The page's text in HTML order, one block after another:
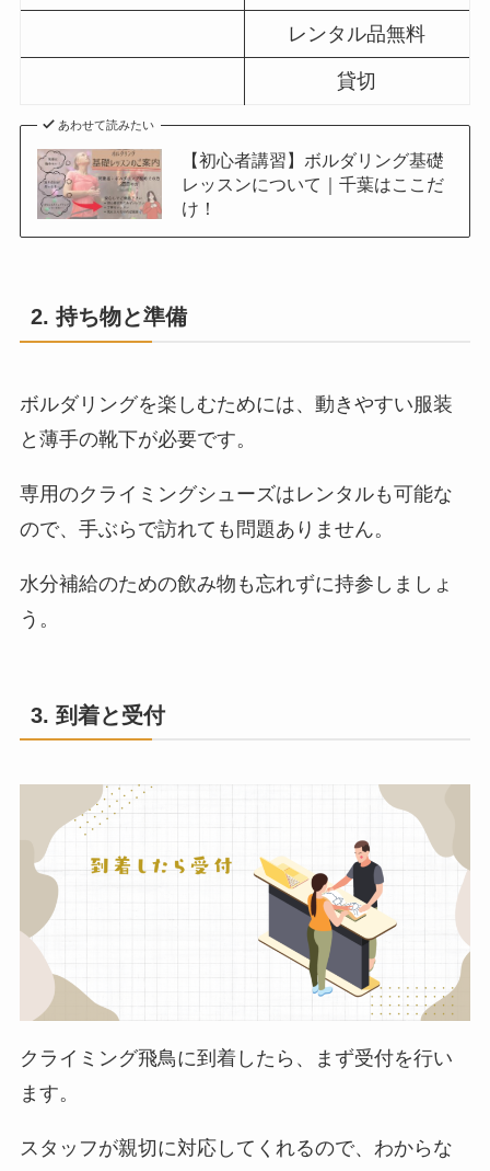
レンタル品無料
貸切
あわせて読みたい
【初心者講習】ボルダリング基礎
レッスンについて｜千葉はここだ
け！
2. 持ち物と準備
ボルダリングを楽しむためには、動きやすい服装
と薄手の靴下が必要です。
専用のクライミングシューズはレンタルも可能な
ので、手ぶらで訪れても問題ありません。
水分補給のための飲み物も忘れずに持参しましょ
う。
3. 到着と受付
クライミング飛鳥に到着したら、まず受付を行い
ます。
スタッフが親切に対応してくれるので、わからな